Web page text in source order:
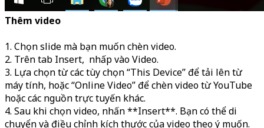
Thêm video
1. Chọn slide mà bạn muốn chèn video.
2. Trên tab Insert, nhấp vào Video.
3. Lựa chọn từ các tùy chọn “This Device” để tải lên từ
máy tính, hoặc “Online Video” để chèn video từ YouTube
hoặc các nguồn trực tuyến khác.
4. Sau khi chọn video, nhấn **Insert**. Bạn có thể di
chuyển và điều chỉnh kích thước của video theo ý muốn.